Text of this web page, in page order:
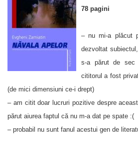
78 pagini
– nu mi-a plăcut
dezvoltat
s-a părut de sec
cititorul a fost
(de mici dimensiuni ce-i drept)
– am citit doar lucruri pozitive despre
părut aiurea faptul că nu m-a dat pe spate :(
– probabil nu sunt fanul acestui gen de